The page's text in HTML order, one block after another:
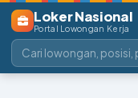
Loker Nasional
Portal Lowongan Kerja